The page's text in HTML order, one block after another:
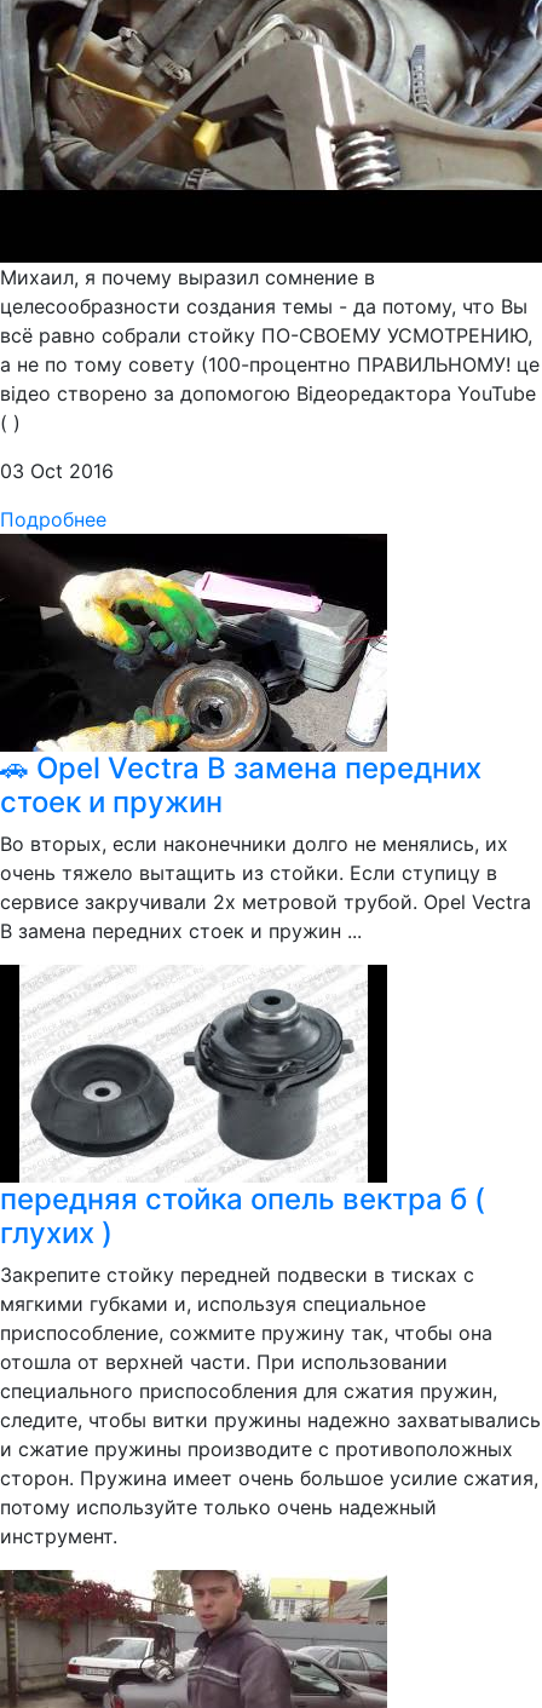
Михаил, я почему выразил сомнение в
целесообразности создания темы - да потому, что Вы
всё равно собрали стойку ПО-СВОЕМУ УСМОТРЕНИЮ,
а не по тому совету (100-процентно ПРАВИЛЬНОМУ! це
відео створено за допомогою Відеоредактора YouTube
( )
03 Oct 2016
Подробнее
🚗 Opel Vectra B замена передних
стоек и пружин
Во вторых, если наконечники долго не менялись, их
очень тяжело вытащить из стойки. Если ступицу в
сервисе закручивали 2х метровой трубой. Opel Vectra
B замена передних стоек и пружин ...
передняя стойка опель вектра б (
глухих )
Закрепите стойку передней подвески в тисках с
мягкими губками и, используя специальное
приспособление, сожмите пружину так, чтобы она
отошла от верхней части. При использовании
специального приспособления для сжатия пружин,
следите, чтобы витки пружины надежно захватывались
и сжатие пружины производите с противоположных
сторон. Пружина имеет очень большое усилие сжатия,
потому используйте только очень надежный
инструмент.